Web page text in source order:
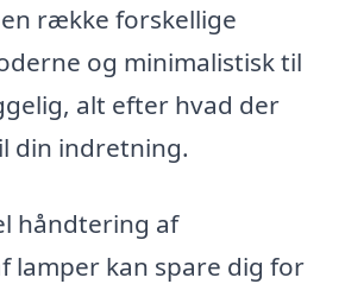
række forskellige
og minimalistisk til
alt efter hvad der
din indretning.
håndtering af
lamper kan spare dig for